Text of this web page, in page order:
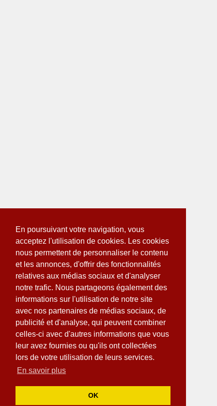
En poursuivant votre navigation, vous
acceptez l'utilisation de cookies. Les cookies
nous permettent de personnaliser le contenu
et les annonces, d'offrir des fonctionnalités
relatives aux médias sociaux et d'analyser
notre trafic. Nous partageons également des
informations sur l'utilisation de notre site
avec nos partenaires de médias sociaux, de
publicité et d'analyse, qui peuvent combiner
celles-ci avec d'autres informations que vous
leur avez fournies ou qu'ils ont collectées
lors de votre utilisation de leurs services.
En savoir plus
OK